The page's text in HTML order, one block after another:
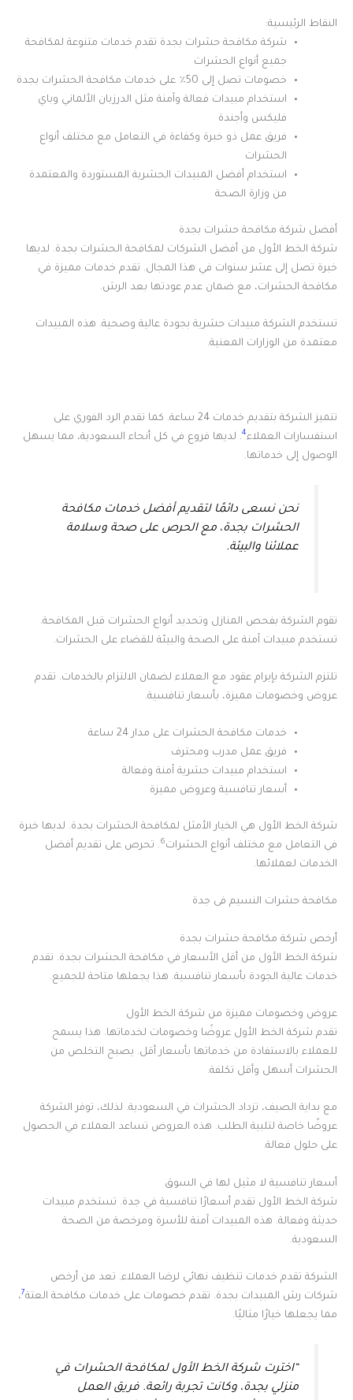
النقاط الرئيسية:
شركة مكافحة حشرات بجدة تقدم خدمات متنوعة لمكافحة
جميع أنواع الحشرات
خصومات تصل إلى 50٪ على خدمات مكافحة الحشرات بجدة
استخدام مبيدات فعالة وآمنة مثل الدرزبان الألماني وباي
فليكس وأجندة
فريق عمل ذو خبرة وكفاءة في التعامل مع مختلف أنواع
الحشرات
استخدام أفضل المبيدات الحشرية المستوردة والمعتمدة
من وزارة الصحة
أفضل شركة مكافحة حشرات بجدة
شركة الخط الأول من أفضل الشركات لمكافحة الحشرات بجدة. لديها
خبرة تصل إلى عشر سنوات في هذا المجال. تقدم خدمات مميزة في
مكافحة الحشرات، مع ضمان عدم عودتها بعد الرش.
تستخدم الشركة مبيدات حشرية بجودة عالية وصحية. هذه المبيدات
معتمدة من الوزارات المعنية.
تتميز الشركة بتقديم خدمات 24 ساعة. كما تقدم الرد الفوري على
استفسارات العملاء4. لديها فروع في كل أنحاء السعودية، مما يسهل
الوصول إلى خدماتها.
نحن نسعى دائمًا لتقديم أفضل خدمات مكافحة
الحشرات بجدة، مع الحرص على صحة وسلامة
عملائنا والبيئة.
تقوم الشركة بفحص المنازل وتحديد أنواع الحشرات قبل المكافحة.
تستخدم مبيدات آمنة على الصحة والبيئة للقضاء على الحشرات.
تلتزم الشركة بإبرام عقود مع العملاء لضمان الالتزام بالخدمات. تقدم
عروض وخصومات مميزة، بأسعار تنافسية.
خدمات مكافحة الحشرات على مدار 24 ساعة
فريق عمل مدرب ومحترف
استخدام مبيدات حشرية آمنة وفعالة
أسعار تنافسية وعروض مميزة
شركة الخط الأول هي الخيار الأمثل لمكافحة الحشرات بجدة. لديها خبرة
في التعامل مع مختلف أنواع الحشرات6. تحرص على تقديم أفضل
الخدمات لعملائها.
مكافحة حشرات النسيم فى جدة
أرخص شركة مكافحة حشرات بجدة
شركة الخط الأول من أقل الأسعار في مكافحة الحشرات بجدة. تقدم
خدمات عالية الجودة بأسعار تنافسية. هذا يجعلها متاحة للجميع.
عروض وخصومات مميزة من شركة الخط الأول
تقدم شركة الخط الأول عروضًا وخصومات لخدماتها. هذا يسمح
للعملاء بالاستفادة من خدماتها بأسعار أقل. يصبح التخلص من
الحشرات أسهل وأقل تكلفة.
مع بداية الصيف، تزداد الحشرات في السعودية. لذلك، توفر الشركة
عروضًا خاصة لتلبية الطلب. هذه العروض تساعد العملاء في الحصول
على حلول فعالة.
أسعار تنافسية لا مثيل لها في السوق
شركة الخط الأول تقدم أسعارًا تنافسية في جدة. تستخدم مبيدات
حديثة وفعالة. هذه المبيدات آمنة للأسرة ومرخصة من الصحة
السعودية.
الشركة تقدم خدمات تنظيف نهائي لرضا العملاء. تعد من أرخص
شركات رش المبيدات بجدة. تقدم خصومات على خدمات مكافحة العتة7،
مما يجعلها خيارًا مثاليًا.
“اخترت شركة الخط الأول لمكافحة الحشرات في
منزلي بجدة، وكانت تجربة رائعة. فريق العمل